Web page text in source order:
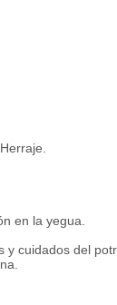
en la yegua.
y cuidados del